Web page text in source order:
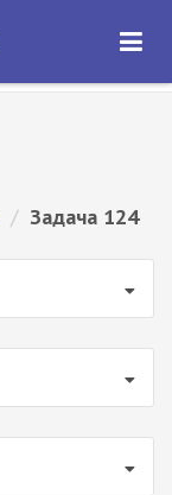
ОТКРЫТЬ
/ Задача 124